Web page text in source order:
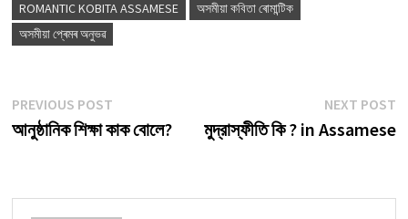
ROMANTIC KOBITA ASSAMESE
অসমীয়া কবিতা ৰোমান্টিক
অসমীয়া প্ৰেমৰ অনুভৱ
Post
navigation
PREVIOUS POSTPrevious
post:
আনুষ্ঠানিক শিক্ষা কাক বোলে?
NEXT POST
মুদ্রাস্ফীতি কি ? in Assamese